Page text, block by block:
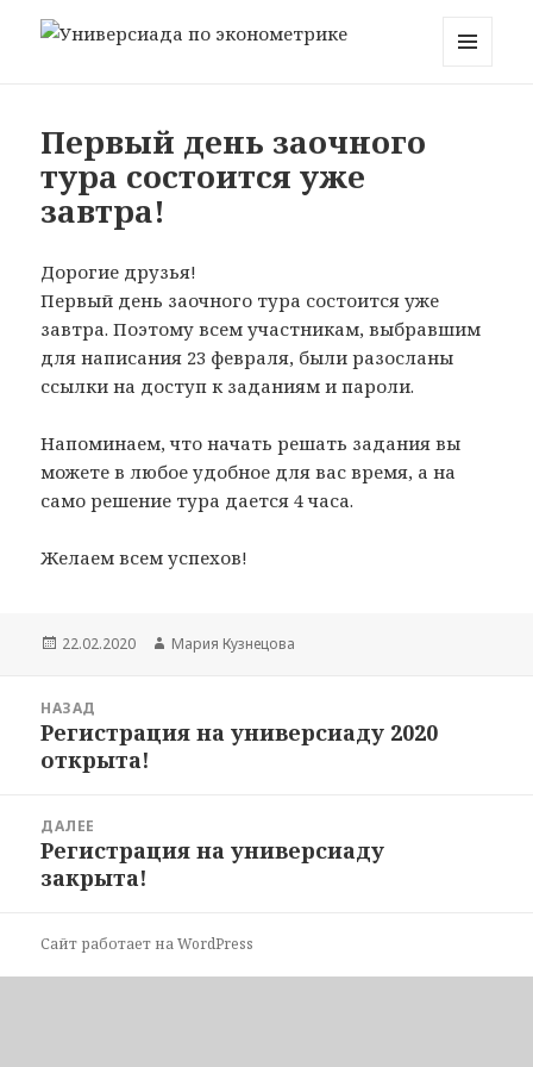
Первый день заочного
тура состоится уже
завтра!
Дорогие друзья!
Первый день заочного тура состоится уже
завтра. Поэтому всем участникам, выбравшим
для написания 23 февраля, были разосланы
ссылки на доступ к заданиям и пароли.
Напоминаем, что начать решать задания вы
можете в любое удобное для вас время, а на
само решение тура дается 4 часа.
Желаем всем успехов!
Опубликовано
22.02.2020 Автор
Мария Кузнецова
записям
НАЗАД
Предыдущая
запись:
Регистрация на универсиаду 2020
открыта!
ДАЛЕЕ
Следующая
запись:
Регистрация на универсиаду
закрыта!
Сайт работает на WordPress